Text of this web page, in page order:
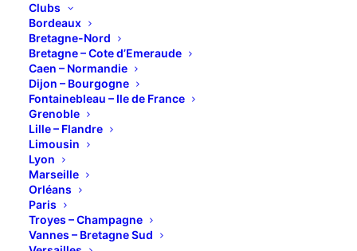
Clubs
Bordeaux
Bretagne-Nord
Bretagne – Cote d’Emeraude
Caen – Normandie
Dijon – Bourgogne
Fontainebleau – Ile de France
Grenoble
Lille – Flandre
Limousin
Lyon
Marseille
Orléans
Paris
Troyes – Champagne
Vannes – Bretagne Sud
Conférence Marie
Castellain: